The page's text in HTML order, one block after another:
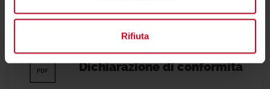
Rifiuta
Dichiarazione di conformità